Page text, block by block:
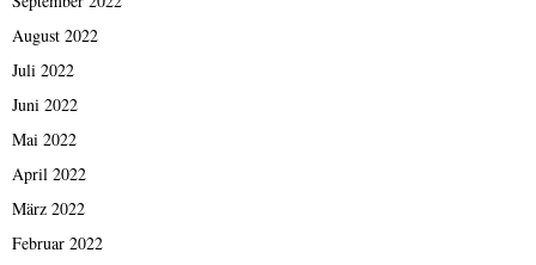
August 2022
Juli 2022
Juni 2022
Mai 2022
April 2022
März 2022
Februar 2022